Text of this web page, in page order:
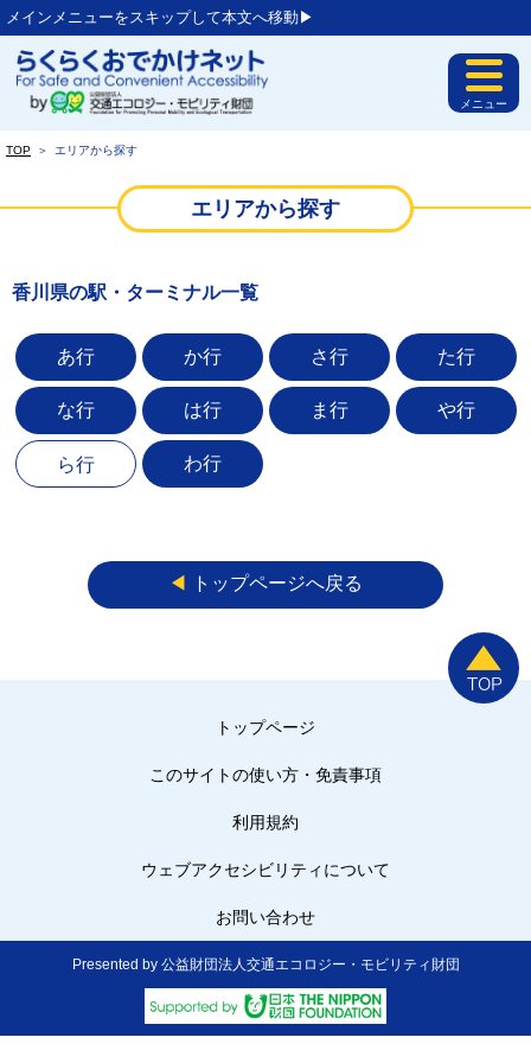
メインメニューをスキップして本文へ移動▶︎
メニュー
TOP ＞ エリアから探す
エリアから探す
香川県の駅・ターミナル一覧
あ行 か行 さ行 た行
な行 は行 ま行 や行
ら行 わ行
◀︎ トップページへ戻る
トップページ
このサイトの使い方・免責事項
利用規約
ウェブアクセシビリティについて
お問い合わせ
Presented by 公益財団法人交通エコロジー・モビリティ財団